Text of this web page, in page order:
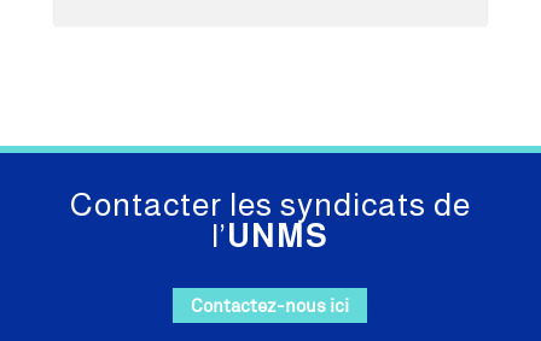
Contacter les syndicats de
l’UNMS
Contactez-nous ici